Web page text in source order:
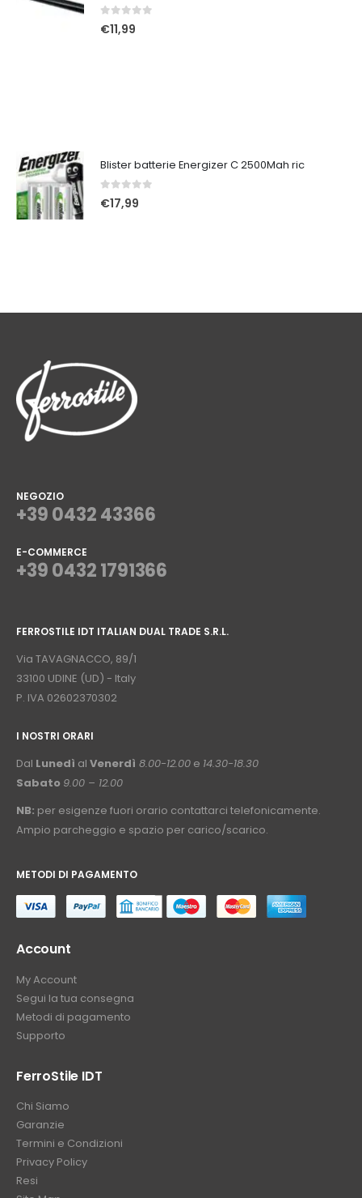
0Su 5
€11,99
Blister batterie Energizer C 2500Mah ric
0Su 5
€17,99
NEGOZIO
+39 0432 43366
E-COMMERCE
+39 0432 1791366
FERROSTILE IDT ITALIAN DUAL TRADE S.R.L.
Via TAVAGNACCO, 89/1
33100 UDINE (UD) - Italy
P. IVA 02602370302
I NOSTRI ORARI
Dal Lunedì al Venerdì 8.00-12.00 e 14.30-18.30
Sabato 9.00 – 12.00
NB: per esigenze fuori orario contattarci telefonicamente.
Ampio parcheggio e spazio per carico/scarico.
METODI DI PAGAMENTO
Account
My Account
Segui la tua consegna
Metodi di pagamento
Supporto
FerroStile IDT
Chi Siamo
Garanzie
Termini e Condizioni
Privacy Policy
Resi